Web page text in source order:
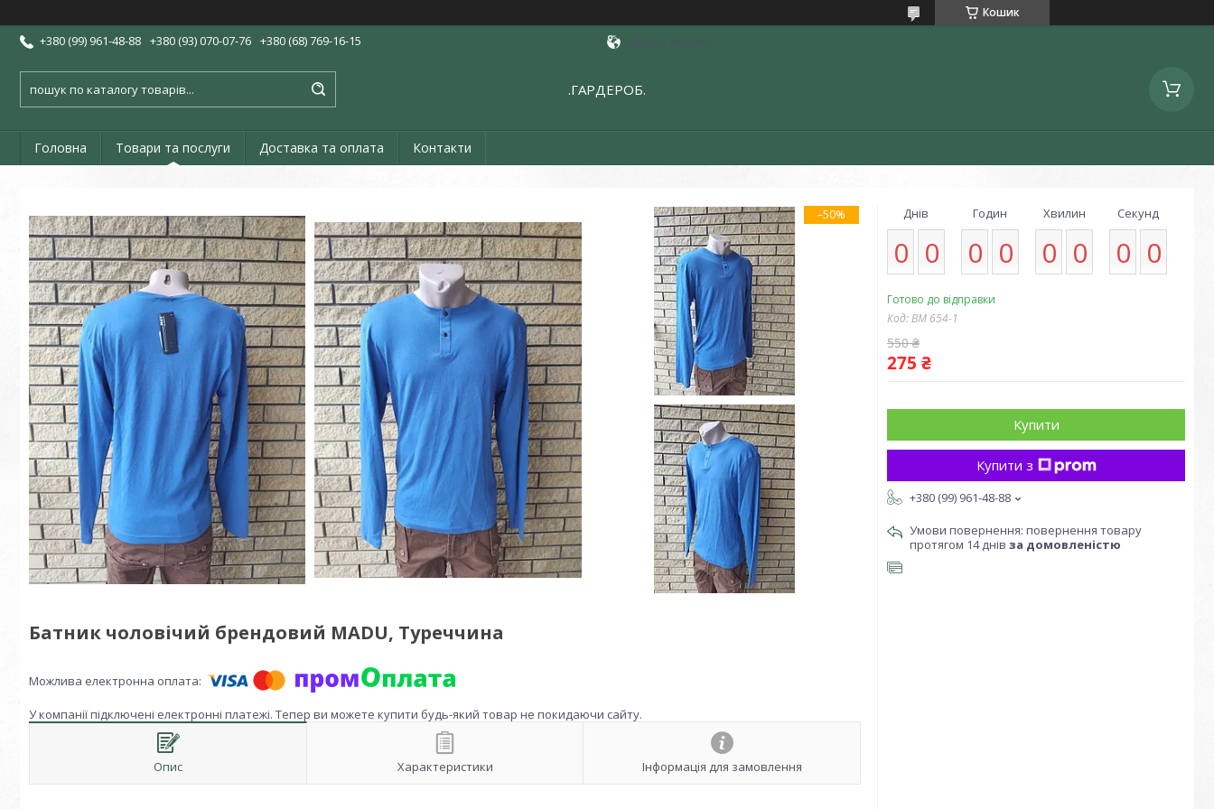
Кошик
+380 (99) 961-48-88 +380 (93) 070-07-76 +380 (68) 769-16-15
.ГАРДЕРОБ.
Головна Товари та послуги Доставка та оплата Контакти
–50%
Батник чоловічий брендовий MADU, Туреччина
У компанії підключені електронні платежі. Тепер ви можете купити будь-який товар не покидаючи сайту.
Опис Характеристики Інформація для замовлення
Днів
0 0
Годин
0 0
Хвилин
0 0
Секунд
0 0
Готово до відправки
Код:ВМ 654-1
550 ₴
275 ₴
Купити
Купити з
+380 (99) 961-48-88
повернення товару
протягом 14 днів за домовленістю